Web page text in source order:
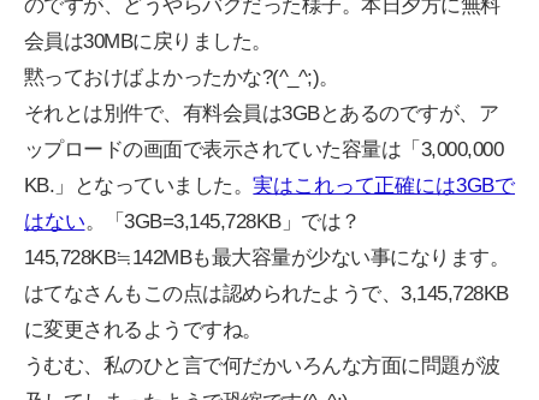
のですが、どうやらバグだった様子。本日夕方に無料
会員は30MBに戻りました。
黙っておけばよかったかな?(^_^;)。
それとは別件で、有料会員は3GBとあるのですが、ア
ップロードの画面で表示されていた容量は「3,000,000
KB.」となっていました。実はこれって正確には3GBで
はない。「3GB=3,145,728KB」では？
145,728KB≒142MBも最大容量が少ない事になります。
はてなさんもこの点は認められたようで、3,145,728KB
に変更されるようですね。
うむむ、私のひと言で何だかいろんな方面に問題が波